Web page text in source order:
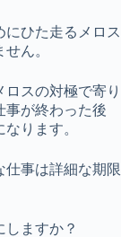
ひた走るメロス
ん。
スの対極で寄り
事が終わった後
ります。
仕事は詳細な期限
ますか？